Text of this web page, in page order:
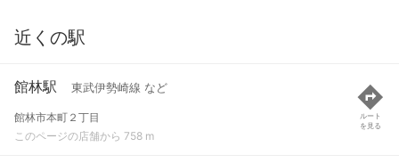
近くの駅
館林駅 東武伊勢崎線 など
館林市本町２丁目
このページの店舗から 758 m
ルート
を見る